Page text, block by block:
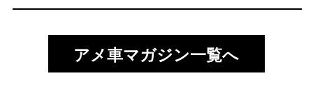
アメ車マガジン一覧へ